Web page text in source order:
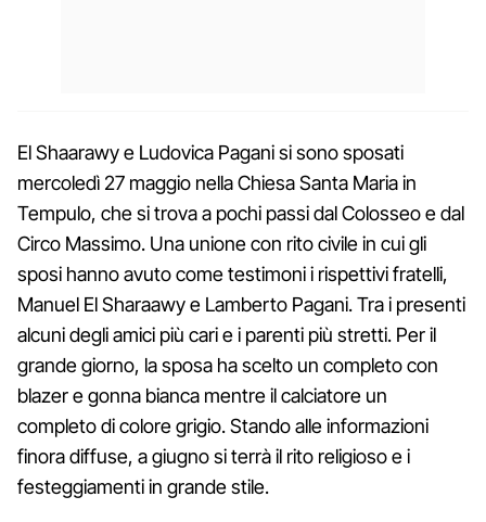
El Shaarawy e Ludovica Pagani si sono sposati
mercoledì 27 maggio nella Chiesa Santa Maria in
Tempulo, che si trova a pochi passi dal Colosseo e dal
Circo Massimo. Una unione con rito civile in cui gli
sposi hanno avuto come testimoni i rispettivi fratelli,
Manuel El Sharaawy e Lamberto Pagani. Tra i presenti
alcuni degli amici più cari e i parenti più stretti. Per il
grande giorno, la sposa ha scelto un completo con
blazer e gonna bianca mentre il calciatore un
completo di colore grigio. Stando alle informazioni
finora diffuse, a giugno si terrà il rito religioso e i
festeggiamenti in grande stile.